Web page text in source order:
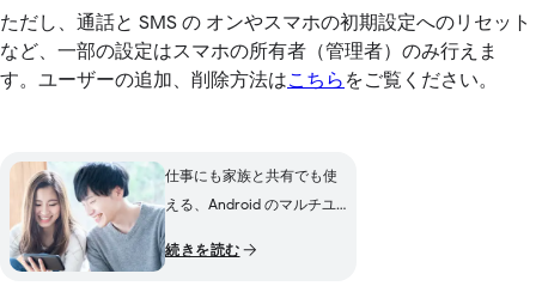
ただし、通話と SMS の オンやスマホの初期設定へのリセット
など、一部の設定はスマホの所有者（管理者）のみ行えま
す。ユーザーの追加、削除方法はこちら をご覧ください。
仕事にも家族と共有でも使
える、Android のマルチユ
利用を
続きを読む